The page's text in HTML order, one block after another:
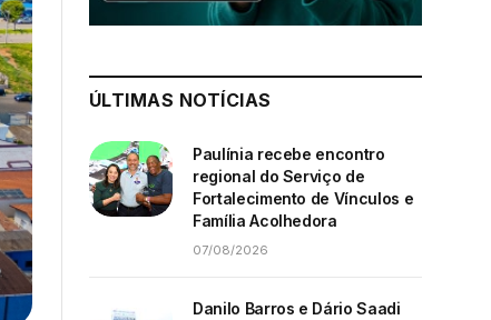
ÚLTIMAS NOTÍCIAS
Paulínia recebe encontro
regional do Serviço de
Fortalecimento de Vínculos e
Família Acolhedora
07/08/2026
Danilo Barros e Dário Saadi